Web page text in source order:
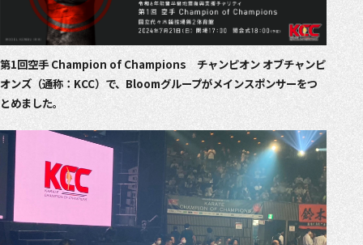
第1回空手 Champion of Champions チャンピオン オブチャンピ
オンズ（通称：KCC）で、Bloomグループがメインスポンサーをつ
とめました。